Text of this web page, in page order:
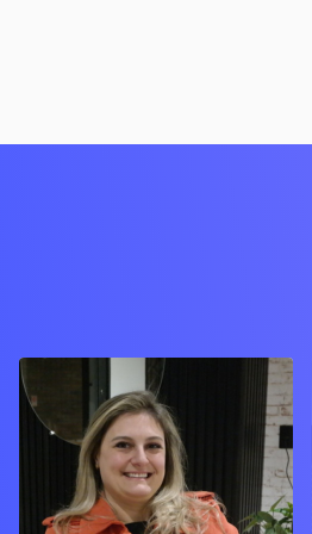
Delucci
Bento Gonçalves / RS
Sem saber muito sobre
empreendedorismo, o casal
contou com o Sebrae para
aprender tudo sobre o